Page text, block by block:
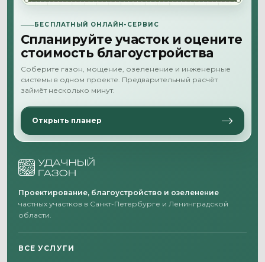
БЕСПЛАТНЫЙ ОНЛАЙН-СЕРВИС
Спланируйте участок и оцените
стоимость благоустройства
Соберите газон, мощение, озеленение и инженерные
системы в одном проекте. Предварительный расчёт
займёт несколько минут.
Открыть планер
Проектирование, благоустройство и озеленение
частных участков в Санкт-Петербурге и Ленинградской
области.
ВСЕ УСЛУГИ